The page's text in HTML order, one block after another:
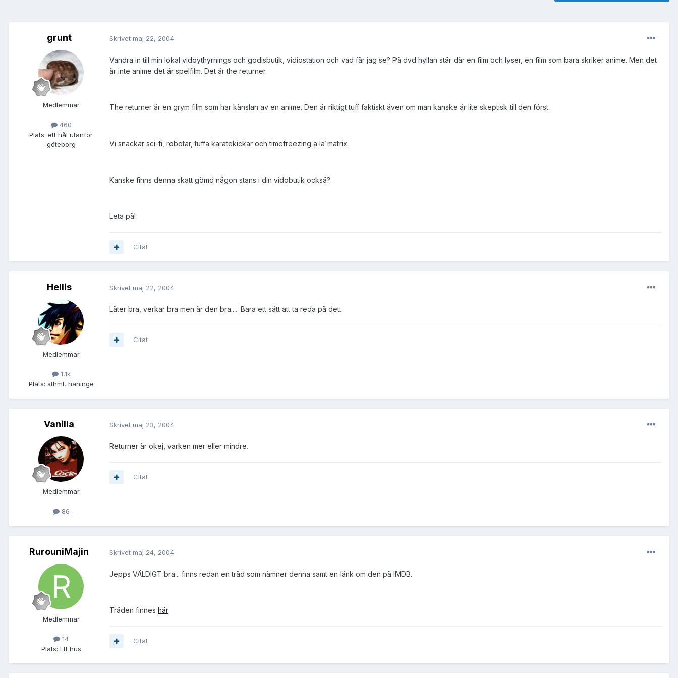
grunt
Medlemmar
460
Plats: ett hål utanför
göteborg
Skrivet maj 22, 2004
Vandra in till min lokal vidoythyrnings och godisbutik, vidiostation och vad får jag se? På dvd hyllan står där en film och lyser, en film som bara skriker anime. Men det
är inte anime det är spelfilm. Det är the returner.
The returner är en grym film som har känslan av en anime. Den är riktigt tuff faktiskt även om man kanske är lite skeptisk till den först.
Vi snackar sci-fi, robotar, tuffa karatekickar och timefreezing a la´matrix.
Kanske finns denna skatt gömd någon stans i din vidobutik också?
Leta på!
Citat
Hellis
Medlemmar
1,1k
Plats: sthml, haninge
Skrivet maj 22, 2004
Låter bra, verkar bra men är den bra..... Bara ett sätt att ta reda på det..
Citat
Vanilla
Medlemmar
86
Skrivet maj 23, 2004
Returner är okej, varken mer eller mindre.
Citat
RurouniMajin
Medlemmar
14
Plats: Ett hus
Skrivet maj 24, 2004
Jepps VÄLDIGT bra... finns redan en tråd som nämner denna samt en länk om den på IMDB.
Tråden finnes här
Citat